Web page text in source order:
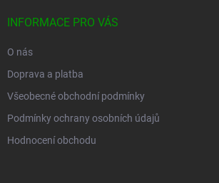
INFORMACE PRO VÁS
O nás
Doprava a platba
Všeobecné obchodní podmínky
Podmínky ochrany osobních údajů
Hodnocení obchodu